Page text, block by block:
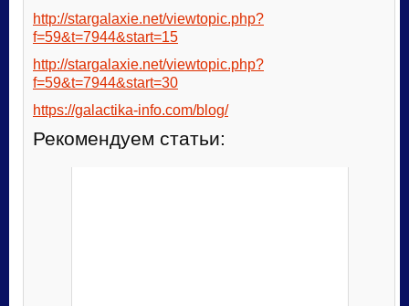
http://stargalaxie.net/viewtopic.php?
f=59&t=7944&start=15
http://stargalaxie.net/viewtopic.php?
f=59&t=7944&start=30
https://galactika-info.com/blog/
Рекомендуем статьи: